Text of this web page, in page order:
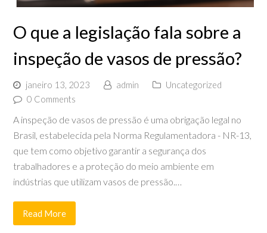
O que a legislação fala sobre a
inspeção de vasos de pressão?
janeiro 13, 2023 admin
Uncategorized
0 Comments
A inspeção de vasos de pressão é uma obrigação legal no
Brasil, estabelecida pela Norma Regulamentadora - NR-13,
que tem como objetivo garantir a segurança dos
trabalhadores e a proteção do meio ambiente em
indústrias que utilizam vasos de pressão.…
Read More